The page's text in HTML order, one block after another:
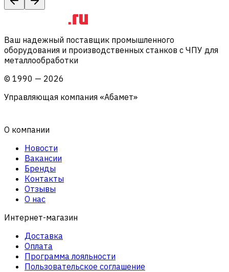
Ваш надежный поставщик промышленного
оборудования и производственных станков с ЧПУ для
металлообработки
© 1990 — 2026
Управляющая компания «Абамет»
О компании
Новости
Вакансии
Бренды
Контакты
Отзывы
О нас
Интернет-магазин
Доставка
Оплата
Программа лояльности
Пользовательское соглашение